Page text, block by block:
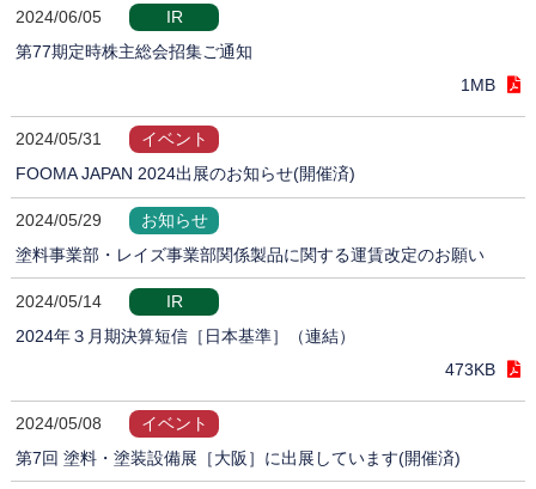
2024/06/05
IR
第77期定時株主総会招集ご通知
1MB
2024/05/31
イベント
FOOMA JAPAN 2024出展のお知らせ(開催済)
2024/05/29
お知らせ
塗料事業部・レイズ事業部関係製品に関する運賃改定のお願い
2024/05/14
IR
2024年３月期決算短信［日本基準］（連結）
473KB
2024/05/08
イベント
第7回 塗料・塗装設備展［大阪］に出展しています(開催済)